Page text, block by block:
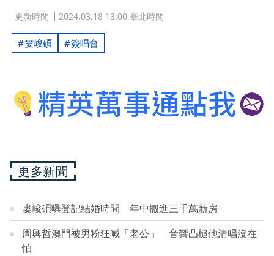
更新時間 2024.03.18 13:00 臺北時間
婁峻碩 簽唱會
更多新聞
婁峻碩曝登記結婚時間 年中搬進三千萬新房
周興哲澳門被男粉狂喊「老公」 音響凸槌他清唱沒在
怕